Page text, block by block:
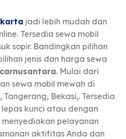
jadi lebih mudah dan
Tersedia sewa mobil
sopir. Bandingkan pilihan
jenis dan harga sewa
. Mulai dari
sewa mobil mewah di
Bekasi,. Tersedia
kunci atau dengan
pelayanan
aktifitas Anda dan